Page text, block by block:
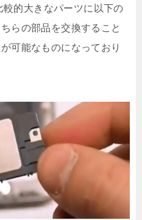
的大きなパーツに以下の
らの部品を交換すること
可能なものになっており